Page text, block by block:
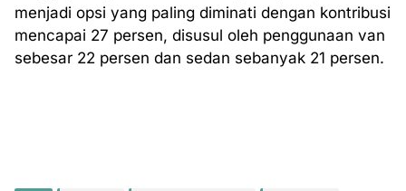
menjadi opsi yang paling diminati dengan kontribusi
mencapai 27 persen, disusul oleh penggunaan van
sebesar 22 persen dan sedan sebanyak 21 persen.